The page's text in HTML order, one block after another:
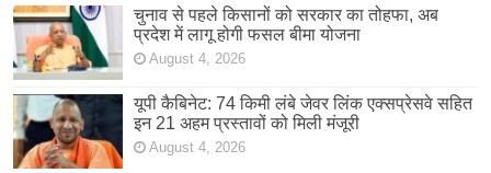
चुनाव से पहले किसानों को सरकार का तोहफा, अब
प्रदेश में लागू होगी फसल बीमा योजना
August 4, 2026
यूपी कैबिनेट: 74 किमी लंबे जेवर लिंक एक्सप्रेसवे सहित
इन 21 अहम प्रस्तावों को मिली मंजूरी
August 4, 2026